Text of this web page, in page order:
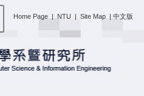
Home Page | NTU | Site Map | 中文版
navigation